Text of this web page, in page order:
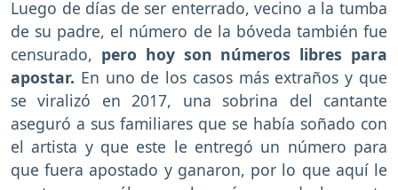
Luego de días de ser enterrado, vecino a la tumba
de su padre, el número de la bóveda también fue
censurado, pero hoy son números libres para
apostar. En uno de los casos más extraños y que
se viralizó en 2017, una sobrina del cantante
aseguró a sus familiares que se había soñado con
el artista y que este le entregó un número para
que fuera apostado y ganaron, por lo que aquí le